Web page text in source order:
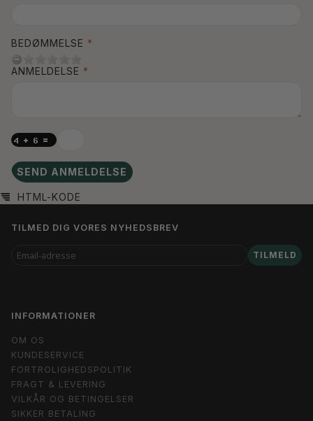
BEDØMMELSE
ANMELDELSE
SEND ANMELDELSE
HTML-KODE
TILMED DIG VORES NYHEDSBREV
EMAIL-
ADRESSE
TILMELD
INFORMATIONER
OM OS
KUNDESERVICE
FORTROLIGHEDSPOLITIK
FRAGT & LEVERING
VILKÅR OG BETINGELSER
SIKKER BETALING